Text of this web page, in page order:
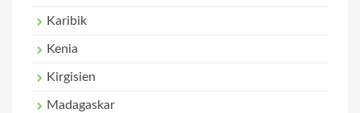
Karibik
Kenia
Kirgisien
Madagaskar